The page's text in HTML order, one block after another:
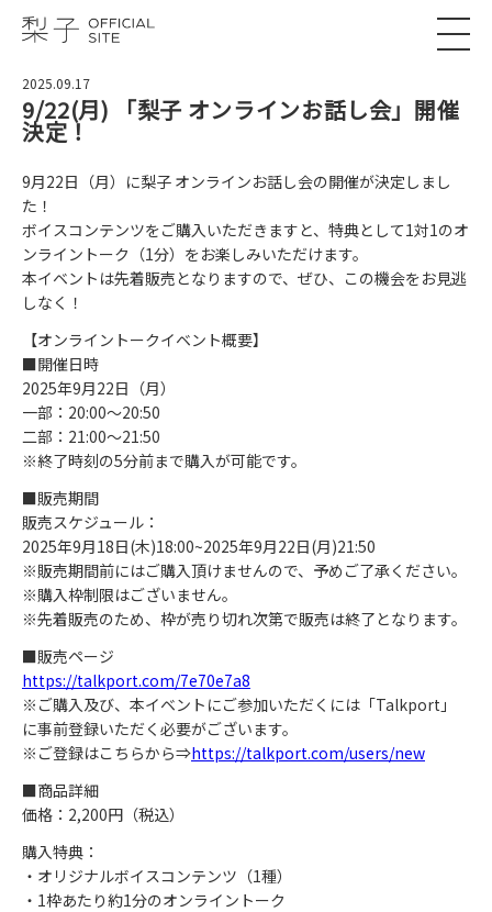
2025.09.17
9/22(月) 「梨子 オンラインお話し会」開催
決定！
9月22日（月）に梨子 オンラインお話し会の開催が決定しまし
た！
ボイスコンテンツをご購入いただきますと、特典として1対1のオ
ンライントーク（1分）をお楽しみいただけます。
本イベントは先着販売となりますので、ぜひ、この機会をお見逃
しなく！
【オンライントークイベント概要】
■開催日時
2025年9月22日（月）
一部：20:00〜20:50
二部：21:00〜21:50
※終了時刻の5分前まで購入が可能です。
■販売期間
販売スケジュール：
2025年9月18日(木)18:00~2025年9月22日(月)21:50
※販売期間前にはご購入頂けませんので、予めご了承ください。
※購入枠制限はございません。
※先着販売のため、枠が売り切れ次第で販売は終了となります。
■販売ページ
https://talkport.com/7e70e7a8
※ご購入及び、本イベントにご参加いただくには「Talkport」
に事前登録いただく必要がございます。
※ご登録はこちらから⇒https://talkport.com/users/new
■商品詳細
価格：2,200円（税込）
購入特典：
・オリジナルボイスコンテンツ（1種）
・1枠あたり約1分のオンライントーク